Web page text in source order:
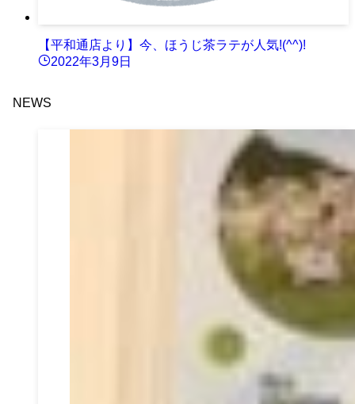
【平和通店より】今、ほうじ茶ラテが人気!(^^)!
2022年3月9日
NEWS